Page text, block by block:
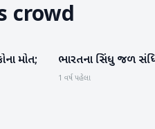
crowd
મોત;
રાષ્ટ્રીય
ભારતના સિંધુ જળ
1 વર્ષ પહેલા